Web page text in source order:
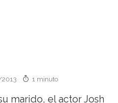
2013 1 minuto
marido, el actor Josh